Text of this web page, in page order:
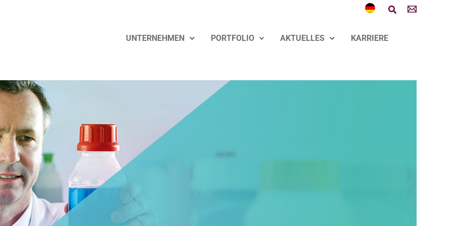
Suchen
UNTERNEHMEN PORTFOLIO AKTUELLES KARRIERE
ausgezeichnet